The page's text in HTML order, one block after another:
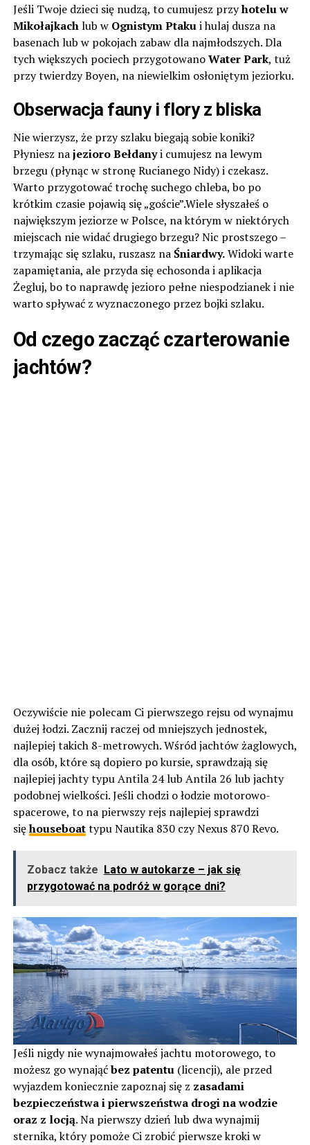
Jeśli Twoje dzieci się nudzą, to cumujesz przyhotelu w
Mikołajkachlub w Ognistym Ptakui hulaj dusza na
basenach lub w pokojach zabaw dla najmłodszych. Dla
tych większych pociech przygotowanoWater Park, tuż
przy twierdzy Boyen, na niewielkim osłoniętym jeziorku.
Obserwacja fauny i flory z bliska
Nie wierzysz, że przy szlaku biegają sobie koniki?
Płyniesz najezioro Bełdanyi cumujesz na lewym
brzegu (płynąc w stronę Rucianego Nidy) i czekasz.
Warto przygotować trochę suchego chleba, bo po
krótkim czasie pojawią się „goście”.Wiele słyszałeś o
największym jeziorze w Polsce, na którym w niektórych
miejscach nie widać drugiego brzegu? Nic prostszego –
trzymając się szlaku, ruszasz naŚniardwy.Widoki warte
zapamiętania, ale przyda się echosonda i aplikacja
Żegluj, bo to naprawdę jezioro pełne niespodzianek i nie
warto spływać z wyznaczonego przez bojki szlaku.
Od czego zacząć czarterowanie
jachtów?
Oczywiście nie polecam Ci pierwszego rejsu od wynajmu
dużej łodzi. Zacznij raczej od mniejszych jednostek,
najlepiej takich 8-metrowych. Wśród jachtów żaglowych,
dla osób, które są dopiero po kursie, sprawdzają się
najlepiej jachty typu Antila 24 lub Antila 26 lub jachty
podobnej wielkości. Jeśli chodzi o łodzie motorowo-
spacerowe, to na pierwszy rejs najlepiej sprawdzi
sięhouseboattypu Nautika 830 czy Nexus 870 Revo.
Zobacz także Lato w autokarze – jak się
przygotować na podróż w gorące dni?
Jeśli nigdy nie wynajmowałeś jachtu motorowego, to
możesz go wynająćbez patentu(licencji), ale przed
wyjazdem koniecznie zapoznaj się z zasadami
bezpieczeństwa i pierwszeństwa drogi na wodzie
oraz z locją. Na pierwszy dzień lub dwa wynajmij
sternika, który pomoże Ci zrobić pierwsze kroki w